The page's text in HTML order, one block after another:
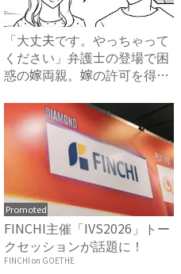
「大丈夫です。やっちゃって
ください」弁護士の登場で困
惑の嫁両親。嫁の許可を得た
Promoted
FINCHI主催「IVS2026」トー
クセッションが話題に！
FINCHI on GOETHE